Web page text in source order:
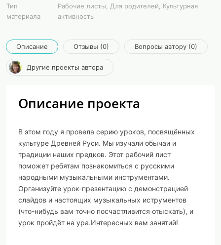
Тип
материала
Рабочие листы, Для родителей, Культурная
активность
Описание Отзывы (0) Вопросы автору (0)
Другие проекты автора
Описание проекта
В этом году я провела серию уроков, посвящённых
культуре Древней Руси. Мы изучали обычаи и
традиции наших предков. Этот рабочий лист
поможет ребятам познакомиться с русскими
народными музыкальными инструментами.
Организуйте урок-презентацию с демонстрацией
слайдов и настоящих музыкальных иструментов
(что-нибудь вам точно посчастливится отыскать), и
урок пройдёт на ура.Интересных вам занятий!